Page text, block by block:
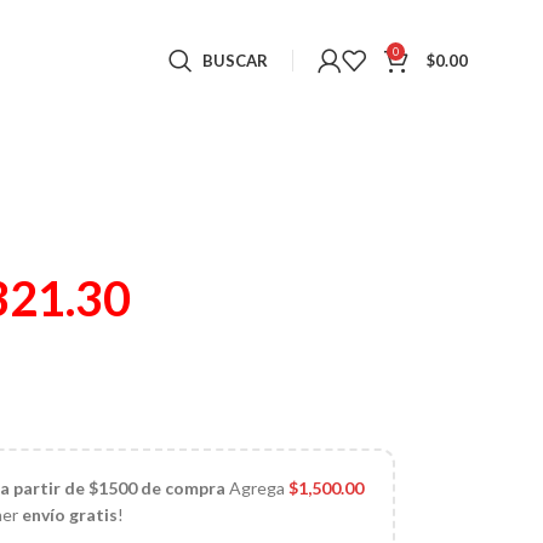
BUSCAR 0 $0.00
partir de $1500 de compra Agrega$1,500.00
envío gratis!